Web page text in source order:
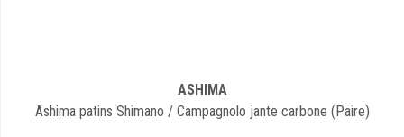
ASHIMA
Ashima patins Shimano / Campagnolo jante carbone (Paire)